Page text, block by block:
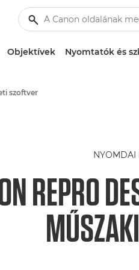
Objektívek Nyomtatók és
szoftver
NYOMDAI
REPRO